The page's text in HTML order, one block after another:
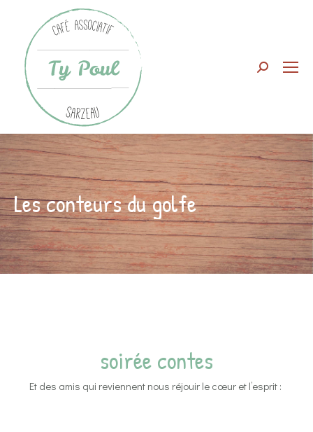
Search:
Les conteurs du golfe
soirée contes
Et des amis qui reviennent nous réjouir le cœur et l’esprit :